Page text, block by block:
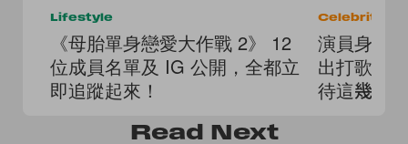
Lifestyle
《母胎單身戀愛大作戰 2》 12
位成員名單及 IG 公開，全都立
即追蹤起來！
Celebrities
演員身份
出打歌舞
待這幾位
Read Next